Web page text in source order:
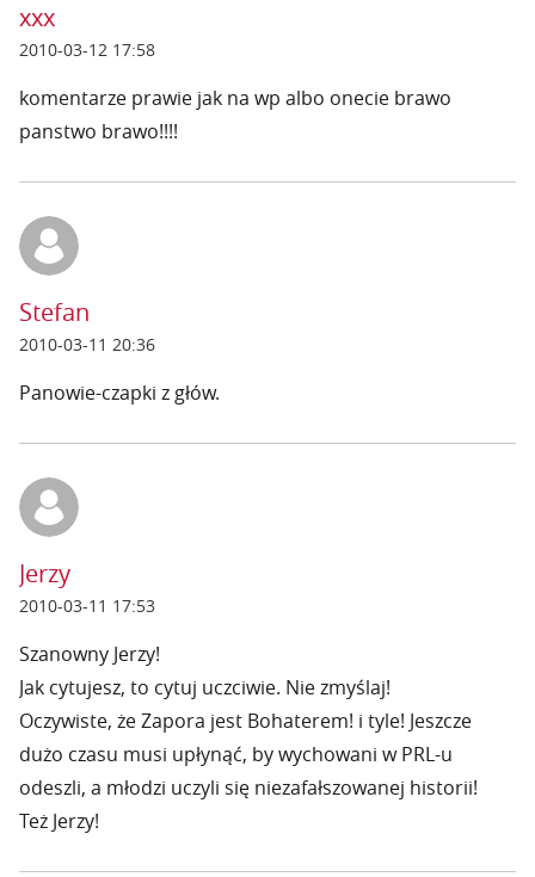
xxx
2010-03-12 17:58
komentarze prawie jak na wp albo onecie brawo
panstwo brawo!!!!
Stefan
2010-03-11 20:36
Panowie-czapki z głów.
Jerzy
2010-03-11 17:53
Szanowny Jerzy!
Jak cytujesz, to cytuj uczciwie. Nie zmyślaj!
Oczywiste, że Zapora jest Bohaterem! i tyle! Jeszcze
dużo czasu musi upłynąć, by wychowani w PRL-u
odeszli, a młodzi uczyli się niezafałszowanej historii!
Też Jerzy!